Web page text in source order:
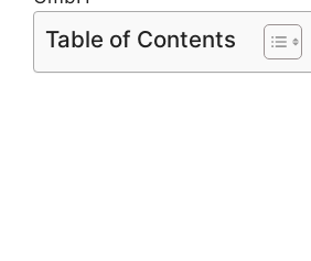
Table of Contents